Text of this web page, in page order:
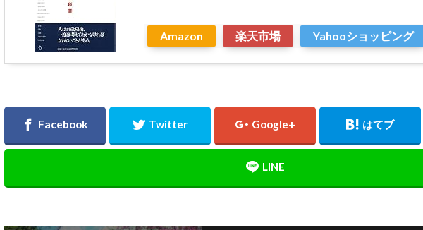
Amazon 楽天市場 Yahooショッピング